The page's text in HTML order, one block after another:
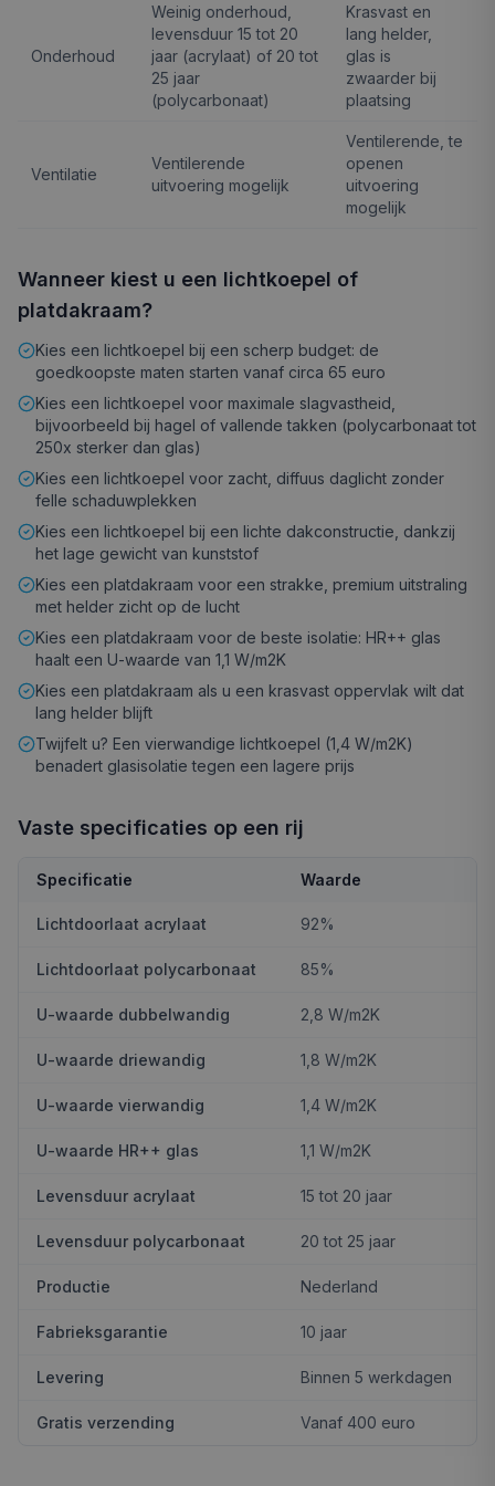
Onderhoud
Weinig onderhoud,
levensduur 15 tot 20
jaar (acrylaat) of 20 tot
25 jaar
(polycarbonaat)
Krasvast en
lang helder,
glas is
zwaarder bij
plaatsing
Ventilatie
Ventilerende
uitvoering mogelijk
Ventilerende, te
openen
uitvoering
mogelijk
Wanneer kiest u een lichtkoepel of
platdakraam?
Kies een lichtkoepel bij een scherp budget: de
goedkoopste maten starten vanaf circa 65 euro
Kies een lichtkoepel voor maximale slagvastheid,
bijvoorbeeld bij hagel of vallende takken (polycarbonaat tot
250x sterker dan glas)
Kies een lichtkoepel voor zacht, diffuus daglicht zonder
felle schaduwplekken
Kies een lichtkoepel bij een lichte dakconstructie, dankzij
het lage gewicht van kunststof
Kies een platdakraam voor een strakke, premium uitstraling
met helder zicht op de lucht
Kies een platdakraam voor de beste isolatie: HR++ glas
haalt een U-waarde van 1,1 W/m2K
Kies een platdakraam als u een krasvast oppervlak wilt dat
lang helder blijft
Twijfelt u? Een vierwandige lichtkoepel (1,4 W/m2K)
benadert glasisolatie tegen een lagere prijs
Vaste specificaties op een rij
Specificatie Waarde
Lichtdoorlaat acrylaat 92%
Lichtdoorlaat polycarbonaat 85%
U-waarde dubbelwandig 2,8 W/m2K
U-waarde driewandig 1,8 W/m2K
U-waarde vierwandig 1,4 W/m2K
U-waarde HR++ glas 1,1 W/m2K
Levensduur acrylaat 15 tot 20 jaar
Levensduur polycarbonaat 20 tot 25 jaar
Productie Nederland
Fabrieksgarantie 10 jaar
Levering Binnen 5 werkdagen
Gratis verzending Vanaf 400 euro